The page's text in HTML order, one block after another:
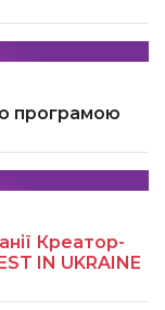
програмою
Креатор-
IN UKRAINE